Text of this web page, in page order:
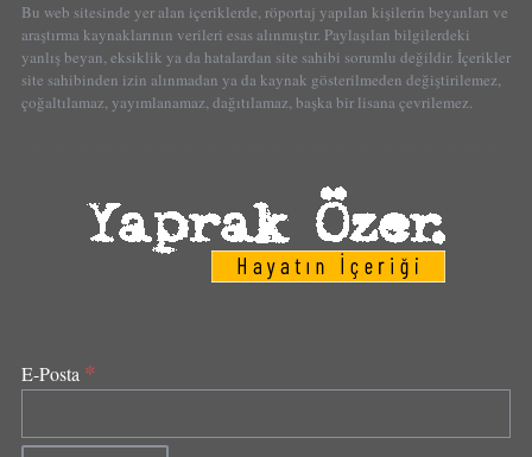
Bu web sitesinde yer alan içeriklerde, röportaj yapılan kişilerin beyanları ve
araştırma kaynaklarının verileri esas alınmıştır. Paylaşılan bilgilerdeki
yanlış beyan, eksiklik ya da hatalardan site sahibi sorumlu değildir. İçerikler
site sahibinden izin alınmadan ya da kaynak gösterilmeden değiştirilemez,
çoğaltılamaz, yayımlanamaz, dağıtılamaz, başka bir lisana çevrilemez.
E-Posta *